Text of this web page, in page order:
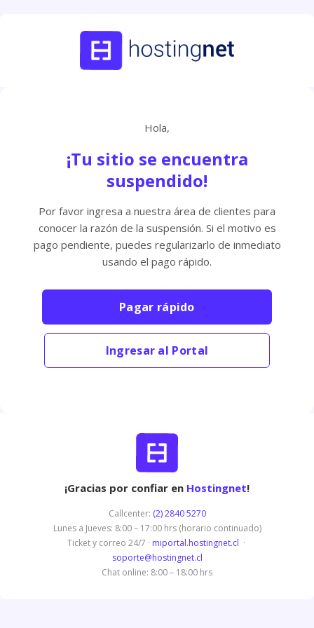
Hola,
¡Tu sitio se encuentra
suspendido!
Por favor ingresa a nuestra área de clientes para
conocer la razón de la suspensión. Si el motivo es
pago pendiente, puedes regularizarlo de inmediato
usando el pago rápido.
Pagar rápido
Ingresar al Portal
¡Gracias por confiar en Hostingnet!
Callcenter: (2) 2840 5270
Lunes a Jueves: 8:00 – 17:00 hrs (horario continuado)
Ticket y correo 24/7 · miportal.hostingnet.cl ·
soporte@hostingnet.cl
Chat online: 8:00 – 18:00 hrs